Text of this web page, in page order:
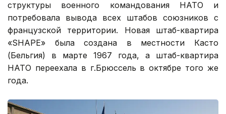
структуры военного командования НАТО и
потребовала вывода всех штабов союзников с
французской территории. Новая штаб-квартира
«SHAPE» была создана в местности Касто
(Бельгия) в марте 1967 года, а штаб-квартира
НАТО переехала в г.Брюссель в октябре того же
года.